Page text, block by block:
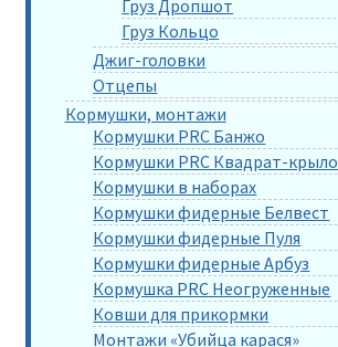
Груз Дропшот
Груз Кольцо
Джиг-головки
Отцепы
Кормушки, монтажи
Кормушки PRC Банжо
Кормушки PRC Квадрат-крыло
Кормушки в наборах
Кормушки фидерные Белвест
Кормушки фидерные Пуля
Кормушки фидерные Арбуз
Кормушка PRC Неогруженные
Ковши для прикормки
Монтажи «Убийца карася»